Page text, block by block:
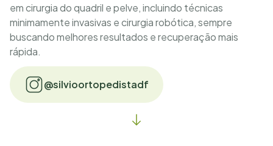
em cirurgia do quadril e pelve, incluindo técnicas
minimamente invasivas e cirurgia robótica, sempre
buscando melhores resultados e recuperação mais
rápida.
@silvioortopedistadf